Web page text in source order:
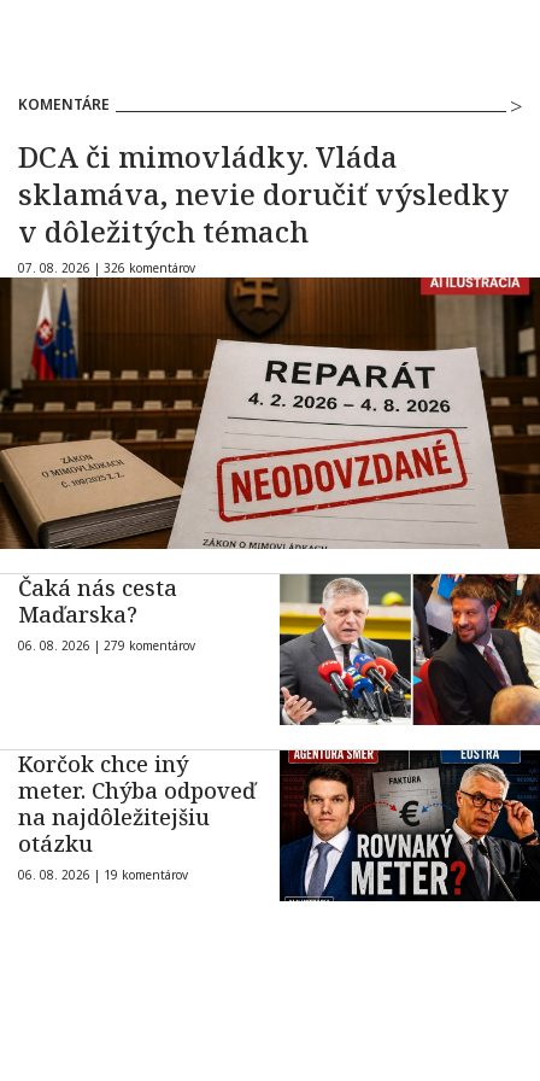
KOMENTÁRE
DCA či mimovládky. Vláda
sklamáva, nevie doručiť výsledky
v dôležitých témach
07. 08. 2026 | 326 komentárov
Čaká nás cesta
Maďarska?
06. 08. 2026 | 279 komentárov
Korčok chce iný
meter. Chýba odpoveď
na najdôležitejšiu
otázku
06. 08. 2026 | 19 komentárov